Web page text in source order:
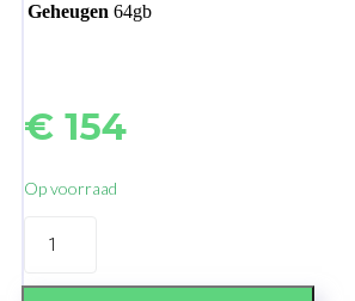
Geheugen 64gb
€ 154
Op voorraad
64GB